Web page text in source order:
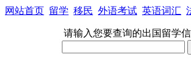
网站首页 留学 移民 外语考试 英语词汇
请输入您要查询的出国留学信